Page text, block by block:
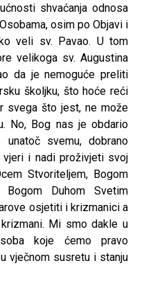
shvaćanja odnosa
osim po Objavi i
veli sv. Pavao. U tom
velikoga sv. Augustina
da je nemoguće preliti
školjku, što hoće reći
svega što jest, ne može
No, Bog nas je obdario
unatoč svemu, dobrano
i nadi proživjeti svoj
Stvoriteljem, Bogom
Duhom Svetim
osjetiti i krizmanici a
Mi smo dakle u
koje ćemo pravo
vječnom susretu i stanju